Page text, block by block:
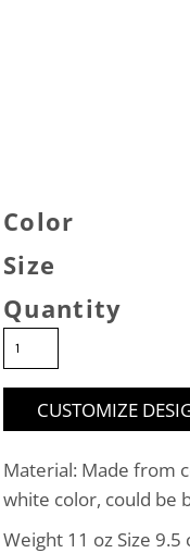
Color
Size
Quantity
CUSTOMIZE
Material: Made from
white color, could be
Weight 11 oz Size 9.5